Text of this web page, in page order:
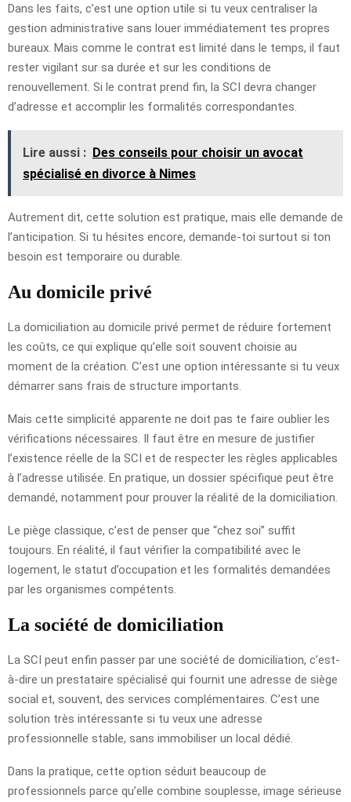
Dans les faits, c’est une option utile si tu veux centraliser la
gestion administrative sans louer immédiatement tes propres
bureaux. Mais comme le contrat est limité dans le temps, il faut
rester vigilant sur sa durée et sur les conditions de
renouvellement. Si le contrat prend fin, la SCI devra changer
d’adresse et accomplir les formalités correspondantes.
Lire aussi : Des conseils pour choisir un avocat
spécialisé en divorce à Nimes
Autrement dit, cette solution est pratique, mais elle demande de
l’anticipation. Si tu hésites encore, demande-toi surtout si ton
besoin est temporaire ou durable.
Au domicile privé
La domiciliation au domicile privé permet de réduire fortement
les coûts, ce qui explique qu’elle soit souvent choisie au
moment de la création. C’est une option intéressante si tu veux
démarrer sans frais de structure importants.
Mais cette simplicité apparente ne doit pas te faire oublier les
vérifications nécessaires. Il faut être en mesure de justifier
l’existence réelle de la SCI et de respecter les règles applicables
à l’adresse utilisée. En pratique, un dossier spécifique peut être
demandé, notamment pour prouver la réalité de la domiciliation.
Le piège classique, c’est de penser que “chez soi” suffit
toujours. En réalité, il faut vérifier la compatibilité avec le
logement, le statut d’occupation et les formalités demandées
par les organismes compétents.
La société de domiciliation
La SCI peut enfin passer par une société de domiciliation, c’est-
à-dire un prestataire spécialisé qui fournit une adresse de siège
social et, souvent, des services complémentaires. C’est une
solution très intéressante si tu veux une adresse
professionnelle stable, sans immobiliser un local dédié.
Dans la pratique, cette option séduit beaucoup de
professionnels parce qu’elle combine souplesse, image sérieuse